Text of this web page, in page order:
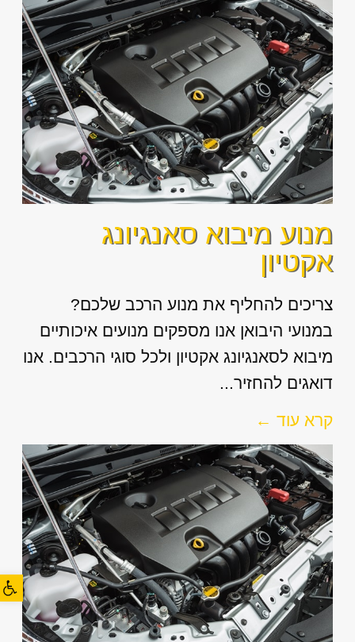
פתח
מנוע מיבוא סאנגיונג
אקטיון
צריכים להחליף את מנוע הרכב שלכם?
במנועי היבואן אנו מספקים מנועים איכותיים
מיבוא לסאנגיונג אקטיון ולכל סוגי הרכבים. אנו
דואגים להחזיר...
קרא עוד ←